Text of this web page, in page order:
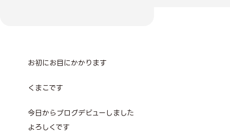
お初にお目にかかります
くまこです
今日からブログデビューしました
よろしくです